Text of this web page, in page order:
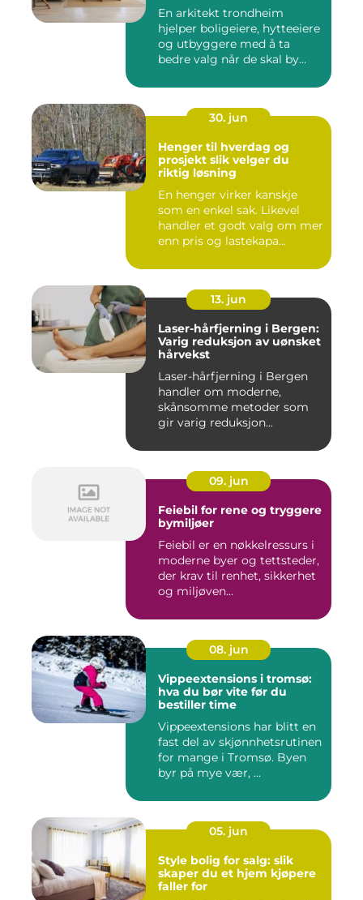
En arkitekt trondheim
hjelper boligeiere, hytteeiere
og utbyggere med å ta
bedre valg når de skal by...
30. jun
Henger til hverdag og
prosjekt slik velger du
riktig løsning
En henger virker kanskje
som en enkel sak. Likevel
handler et godt valg om mer
enn pris og lastekapa...
13. jun
Laser-hårfjerning i Bergen:
Varig reduksjon av uønsket
hårvekst
Laser-hårfjerning i Bergen
handler om moderne,
skånsomme metoder som
gir varig reduksjon...
09. jun
Feiebil for rene og tryggere
bymiljøer
Feiebil er en nøkkelressurs i
moderne byer og tettsteder,
der krav til renhet, sikkerhet
og miljøven...
08. jun
Vippeextensions i tromsø:
hva du bør vite før du
bestiller time
Vippeextensions har blitt en
fast del av skjønnhetsrutinen
for mange i Tromsø. Byen
byr på mye vær, ...
05. jun
Style bolig for salg: slik
skaper du et hjem kjøpere
faller for